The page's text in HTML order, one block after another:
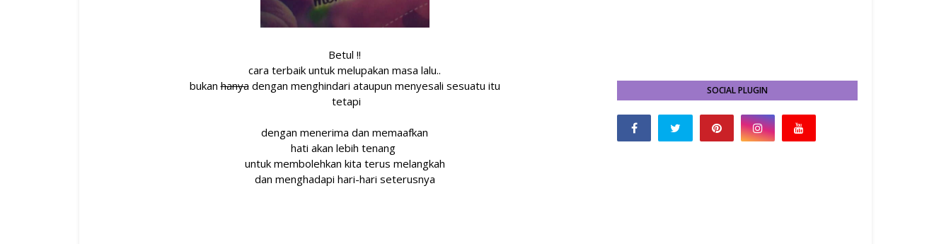
Betul !!
cara terbaik untuk melupakan masa lalu..
bukanhanyadengan menghindari ataupun menyesali sesuatu itu
tetapi
dengan menerima dan memaafkan
hati akan lebih tenang
untuk membolehkan kita terus melangkah
dan menghadapi hari-hari seterusnya
SOCIAL PLUGIN